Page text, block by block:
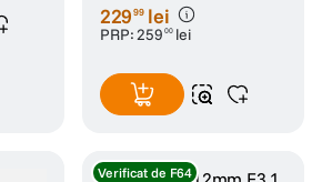
22999 lei
PRP:259 00 lei
Verificat de F64